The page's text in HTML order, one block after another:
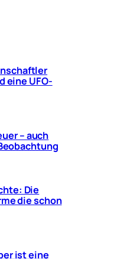
eine UFO-
– auch
Die
die schon
ist eine